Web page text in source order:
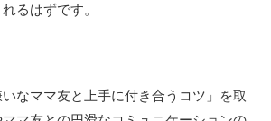
るはずです。
なママ友と上手に付き合うコツ」を取